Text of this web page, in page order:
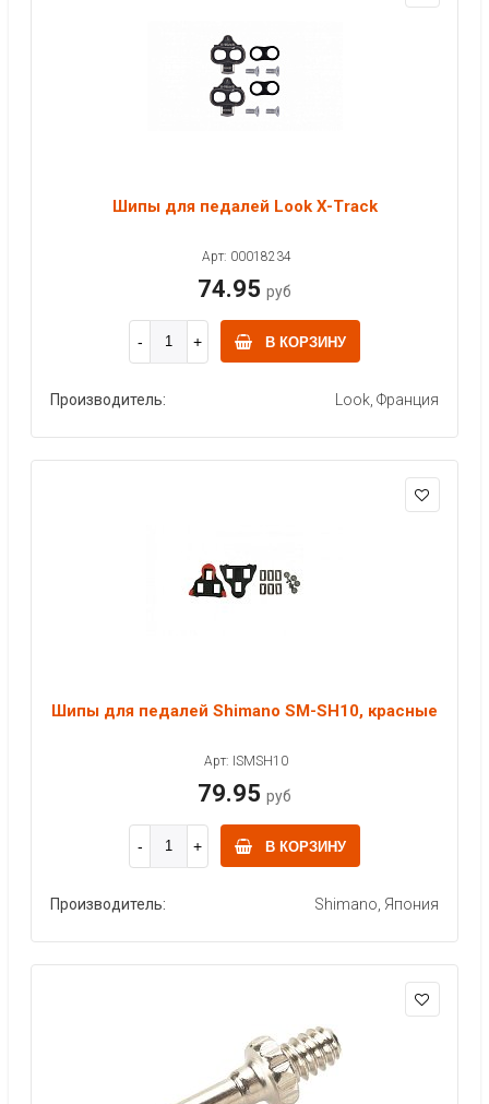
Шипы для педалей Look X-Track
Арт: 00018234
74.95 руб
В КОРЗИНУ
Производитель: Look, Франция
Шипы для педалей Shimano SM-SH10, красные
Арт: ISMSH10
79.95 руб
В КОРЗИНУ
Производитель: Shimano, Япония